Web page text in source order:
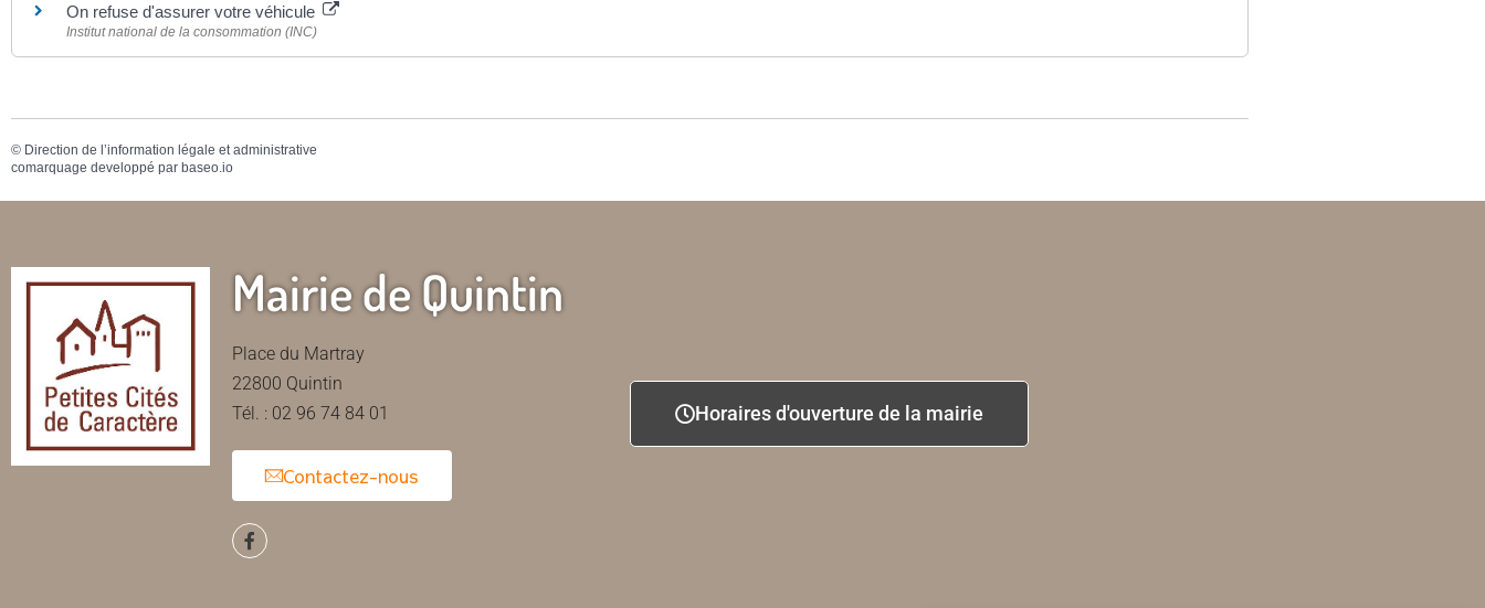
On refuse d'assurer votre véhicule
Institut national de la consommation (INC)
© Direction de l’information légale et administrative
comarquage developpé par baseo.io
Mairie de Quintin
Place du Martray
22800 Quintin
Tél. : 02 96 74 84 01
Contactez-nous
Horaires d'ouverture de la mairie